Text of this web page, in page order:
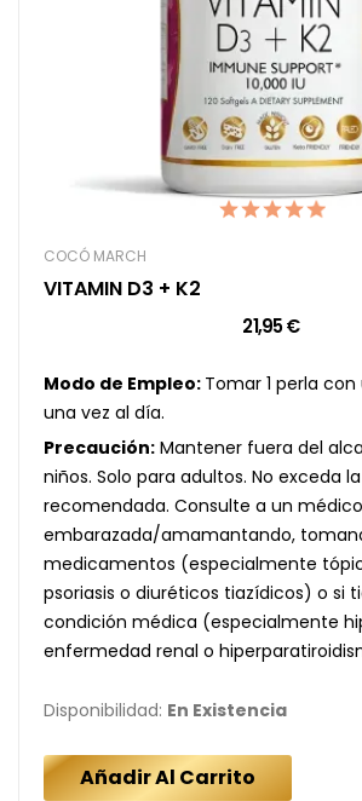
COCÓ MARCH
VITAMIN D3 + K2
21,95 €
Modo de Empleo: Tomar 1 perla
una vez al día.
Precaución: Mantener fuera del
niños. Solo para adultos. No exceda
recomendada. Consulte a un
embarazada/amamantando,
medicamentos (especialmente
psoriasis o diuréticos tiazídicos) o si
condición médica (especialmente
enfermedad renal o
Disponibilidad: En Existencia
Añadir Al Carrito